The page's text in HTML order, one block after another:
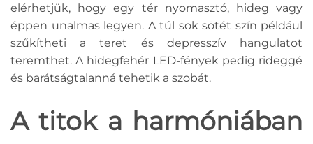
elérhetjük, hogy egy tér nyomasztó, hideg vagy
éppen unalmas legyen. A túl sok sötét szín például
szűkítheti a teret és depresszív hangulatot
teremthet. A hidegfehér LED-fények pedig rideggé
és barátságtalanná tehetik a szobát.
A titok a harmóniában